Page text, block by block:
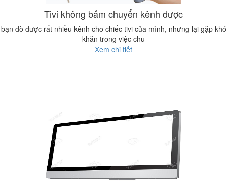
Tivi không bấm chuyển kênh được
bạn dò được rất nhiều kênh cho chiếc tivi của mình, nhưng lại gặp khó
khăn trong việc chu
Xem chi tiết